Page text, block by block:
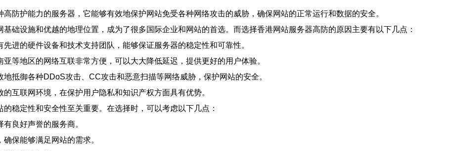
防护能力的服务器，它能够有效地保护网站免受各种网络攻击的威胁，确保网站的正常运行和数据的安全。
础设施和优越的地理位置，成为了很多国际企业和网站的首选。而选择香港网站服务器高防的原因主要有以下几点：
进的硬件设备和技术支持团队，能够保证服务器的稳定性和可靠性。
等地区的网络互联非常方便，可以大大降低延迟，提供更好的用户体验。
抵御各种DDoS攻击、CC攻击和恶意扫描等网络威胁，保护网站的安全。
互联网环境，在保护用户隐私和知识产权方面具有优势。
稳定性和安全性至关重要。在选择时，可以考虑以下几点：
良好声誉的服务商。
保能够满足网站的需求。